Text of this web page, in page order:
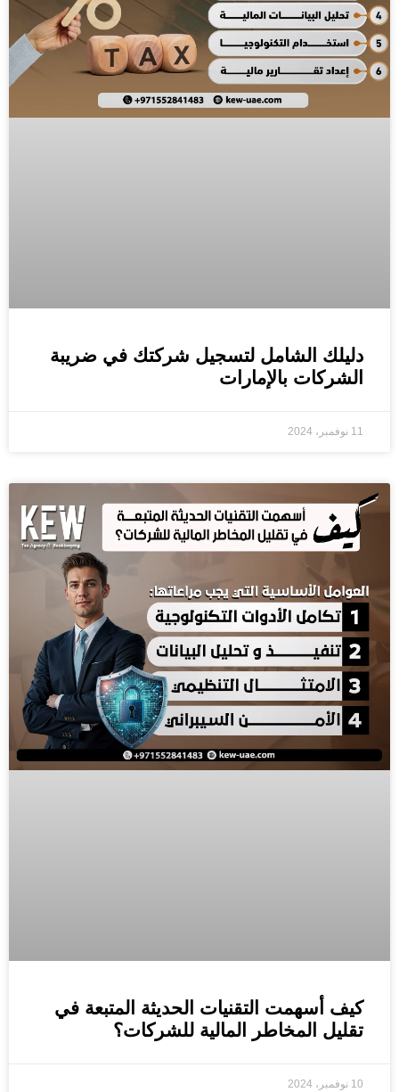
دليلك الشامل لتسجيل شركتك في ضريبة
الشركات بالإمارات
11 نوفمبر، 2024
كيف أسهمت التقنيات الحديثة المتبعة في
تقليل المخاطر المالية للشركات؟
10 نوفمبر، 2024